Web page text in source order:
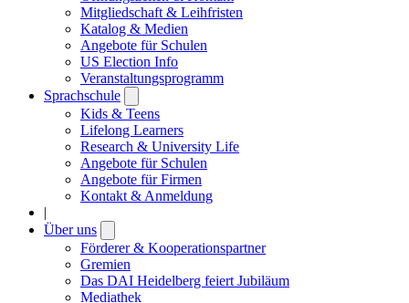
Mitgliedschaft & Leihfristen
Katalog & Medien
Angebote für Schulen
US Election Info
Veranstaltungsprogramm
Sprachschule
submenu
Kids & Teens
Lifelong Learners
Research & University Life
Angebote für Schulen
Angebote für Firmen
Kontakt & Anmeldung
|
Über uns
submenu
Förderer & Kooperationspartner
Gremien
Das DAI Heidelberg feiert Jubiläum
Mediathek